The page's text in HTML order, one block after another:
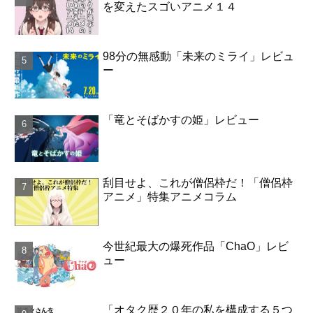
を変えたスゴいアニメ１４
98分の無感動「未来のミライ」レビュ
ー
「竜とそばかすの姫」レビュー
刮目せよ、これが僧侶枠だ！「僧侶枠
アニメ」特集アニメコラム
今世紀最大の爆死作品「ChaO」レビ
ュー
「オタク歴２０年の私を構成する５つ